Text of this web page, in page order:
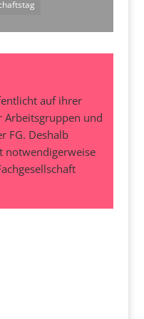
auf ihrer
Arbeitsgruppen und
FG. Deshalb
notwendigerweise